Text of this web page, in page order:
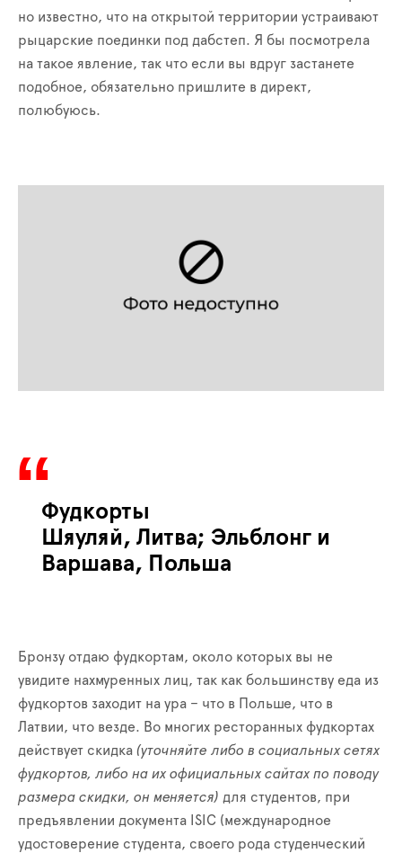
но известно, что на открытой территории устраивают
рыцарские поединки под дабстеп. Я бы посмотрела
на такое явление, так что если вы вдруг застанете
подобное, обязательно пришлите в директ,
полюбуюсь.
Фудкорты
Шяуляй, Литва; Эльблонг и
Варшава, Польша
Бронзу отдаю фудкортам, около которых вы не
увидите нахмуренных лиц, так как большинству еда из
фудкортов заходит на ура – что в Польше, что в
Латвии, что везде. Во многих ресторанных фудкортах
действует скидка (уточняйте либо в социальных сетях
фудкортов, либо на их официальных сайтах по поводу
размера скидки, он меняется) для студентов, при
предъявлении документа ISIC (международное
удостоверение студента, своего рода студенческий